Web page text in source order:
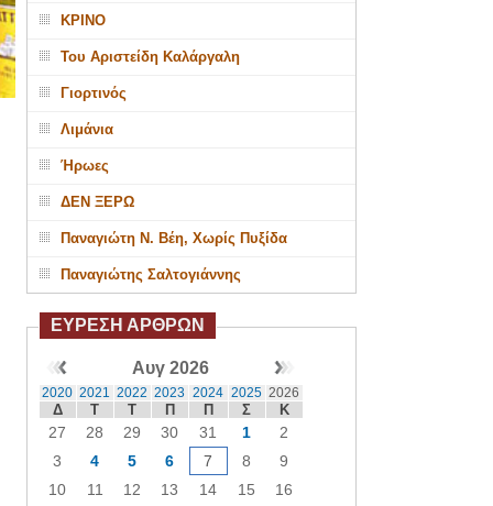
ΚΡΙΝΟ
Του Αριστείδη Καλάργαλη
Γιορτινός
Λιμάνια
Ήρωες
ΔΕΝ ΞΕΡΩ
Παναγιώτη Ν. Βέη, Χωρίς Πυξίδα
Παναγιώτης Σαλτογιάννης
ΕΥΡΕΣΗ ΑΡΘΡΩΝ
Αυγ 2026
2020 2021 2022 2023 2024 2025 2026
Δ Τ Τ Π Π Σ Κ
27 28 29 30 31 1
2
3
4 5 6 7 8
9
10
11 12 13 14 15
16